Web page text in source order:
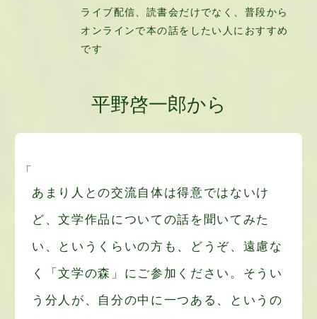
ライブ配信、読書会だけでなく、普段から
オンラインで本の話をしたい人におすすめ
です
平野啓一郎から
あまり人との交流自体は得意ではないけ
ど、文学作品についての話を聞いてみた
い、というくらいの方も、どうぞ、遠慮な
く「文学の森」にご参加ください。そうい
う分人が、自分の中に一つある、というの